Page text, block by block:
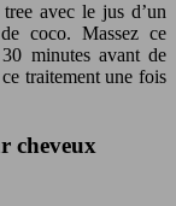
avec le jus d’un
coco. Massez ce
minutes avant de
traitement une fois
cheveux